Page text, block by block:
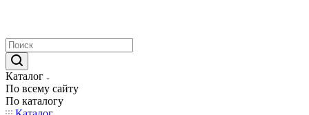
Каталог
По всему сайту
По каталогу